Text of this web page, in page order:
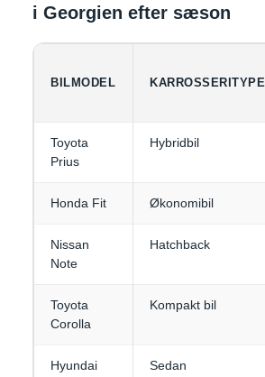
i Georgien efter sæson
BILMODEL KARROSSERITYPE
Toyota
Prius
Hybridbil
Honda Fit Økonomibil
Nissan
Note
Hatchback
Toyota
Corolla
Kompakt bil
Hyundai
Sedan